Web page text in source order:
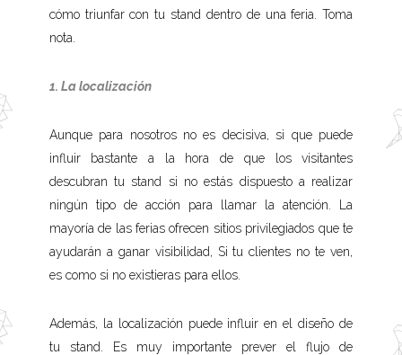
cómo triunfar con tu stand dentro de una feria. Toma
nota.
1. La localización
Aunque para nosotros no es decisiva, si que puede
influir bastante a la hora de que los visitantes
descubran tu stand si no estás dispuesto a realizar
ningún tipo de acción para llamar la atención. La
mayoría de las ferias ofrecen sitios privilegiados que te
ayudarán a ganar visibilidad, Si tu clientes no te ven,
es como si no existieras para ellos.
Además, la localización puede influir en el diseño de
tu stand. Es muy importante prever el flujo de